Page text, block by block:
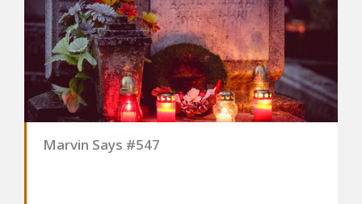
Marvin Says #547